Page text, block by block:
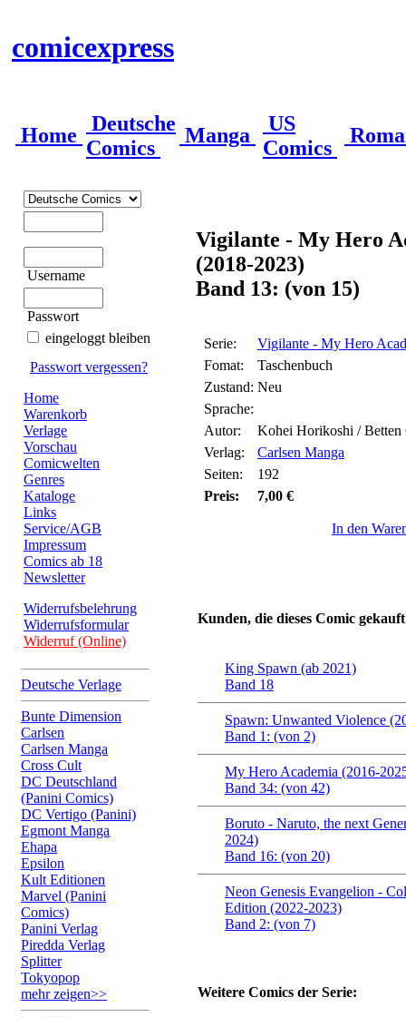
comicexpress
Home
Deutsche
Comics
Manga
US
Comics
Username
Passwort
eingeloggt bleiben
Passwort vergessen?
Home
Warenkorb
Verlage
Vorschau
Comicwelten
Genres
Kataloge
Links
Service/AGB
Impressum
Comics ab 18
Newsletter
Widerrufsbelehrung
Widerrufsformular
Widerruf (Online)
Deutsche Verlage
Bunte Dimension
Carlsen
Carlsen Manga
Cross Cult
DC Deutschland
(Panini Comics)
DC Vertigo (Panini)
Egmont Manga
Ehapa
Epsilon
Kult Editionen
Marvel (Panini
Comics)
Panini Verlag
Piredda Verlag
Splitter
Tokyopop
mehr zeigen>>
Vigilante - My Hero
(2018-2023)
Band 13: (von 15)
Serie:
Vigilante - My Hero
Fomat:
Taschenbuch
Zustand: Neu
Sprache:
Autor:
Kohei Horikoshi /
Verlag:
Carlsen Manga
Seiten:
192
Preis:
7,00 €
In den
Kunden, die dieses Comic
King Spawn (ab 2021)
Band 18
Spawn: Unwanted Violence
Band 1: (von 2)
My Hero Academia (2016-
Band 34: (von 42)
Boruto - Naruto, the next
2024)
Band 16: (von 20)
Neon Genesis Evangelion -
Edition (2022-2023)
Band 2: (von 7)
Weitere Comics der Serie: